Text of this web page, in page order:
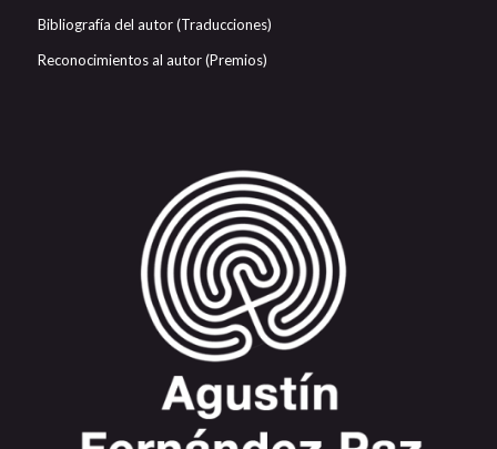
Bibliografía del autor (Traducciones)
Reconocimientos al autor (Premios)